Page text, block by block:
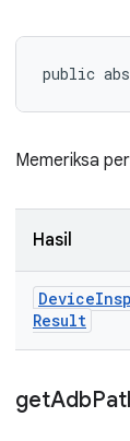
public
Memeriksa
Hasil
Device
Result
getAdb